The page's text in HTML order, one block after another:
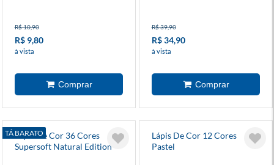
R$ 10,90
R$ 9,80
à vista
R$ 39,90
R$ 34,90
à vista
TÁ BARATO
Lápis De Cor 36 Cores
Supersoft Natural Edition
Lápis De Cor 12 Cores
Pastel